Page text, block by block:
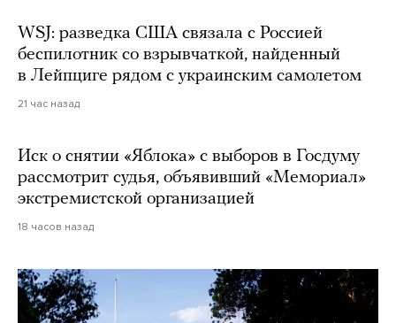
WSJ: разведка США связала с Россией
беспилотник со взрывчаткой, найденный
в Лейпциге рядом с украинским самолетом
21 час назад
Иск о снятии «Яблока» с выборов в Госдуму
рассмотрит судья, объявивший «Мемориал»
экстремистской организацией
18 часов назад